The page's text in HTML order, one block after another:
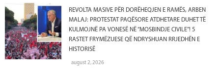
REVOLTA MASIVE PËR DORËHEQJEN E RAMËS, ARBEN
MALAJ: PROTESTAT PAQËSORE ATDHETARE DUHET TË
KULMOJNË PA VONESË NË “MOSBINDJE CIVILE”! 5
RASTET FRYMËZUESE QË NDRYSHUAN RRJEDHËN E
HISTORISË
august 2, 2026